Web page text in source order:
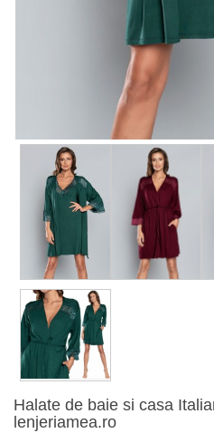
Halate de baie si casa
lenjeriamea.ro